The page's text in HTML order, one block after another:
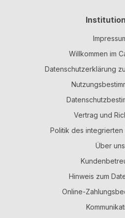
Willkommen im
Datenschutzerklärung
Vertrag und
Politik des integrierten
Über uns
Hinweis zum
Online-